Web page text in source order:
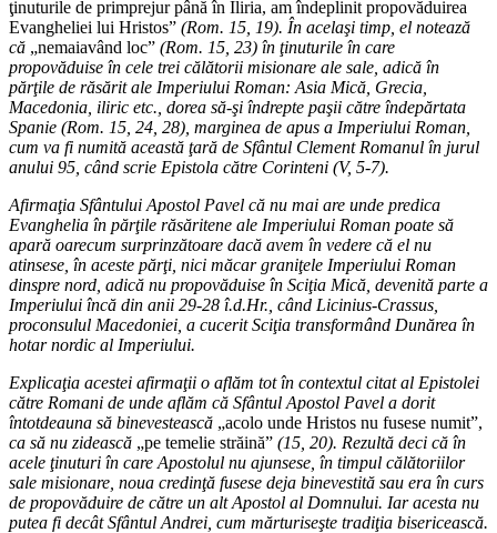
ţinuturile de primprejur până în Iliria, am îndeplinit propovăduirea
Evangheliei lui Hristos” (Rom. 15, 19). În acelaşi timp, el notează
că „nemaiavând loc” (Rom. 15, 23) în ţinuturile în care
propovăduise în cele trei călătorii misionare ale sale, adică în
părţile de răsărit ale Imperiului Roman: Asia Mică, Grecia,
Macedonia, iliric etc., dorea să-şi îndrepte paşii către îndepărtata
Spanie (Rom. 15, 24, 28), marginea de apus a Imperiului Roman,
cum va fi numită această ţară de Sfântul Clement Romanul în jurul
anului 95, când scrie Epistola către Corinteni (V, 5-7).
Afirmaţia Sfântului Apostol Pavel că nu mai are unde predica
Evanghelia în părţile răsăritene ale Imperiului Roman poate să
apară oarecum surprinzătoare dacă avem în vedere că el nu
atinsese, în aceste părţi, nici măcar graniţele Imperiului Roman
dinspre nord, adică nu propovăduise în Sciţia Mică, devenită parte a
Imperiului încă din anii 29-28 î.d.Hr., când Licinius-Crassus,
proconsulul Macedoniei, a cucerit Sciţia transformând Dunărea în
hotar nordic al Imperiului.
Explicaţia acestei afirmaţii o aflăm tot în contextul citat al Epistolei
către Romani de unde aflăm că Sfântul Apostol Pavel a dorit
întotdeauna să binevestească „acolo unde Hristos nu fusese numit”,
ca să nu zidească „pe temelie străină” (15, 20). Rezultă deci că în
acele ţinuturi în care Apostolul nu ajunsese, în timpul călătoriilor
sale misionare, noua credinţă fusese deja binevestită sau era în curs
de propovăduire de către un alt Apostol al Domnului. Iar acesta nu
putea fi decât Sfântul Andrei, cum mărturiseşte tradiţia bisericească.